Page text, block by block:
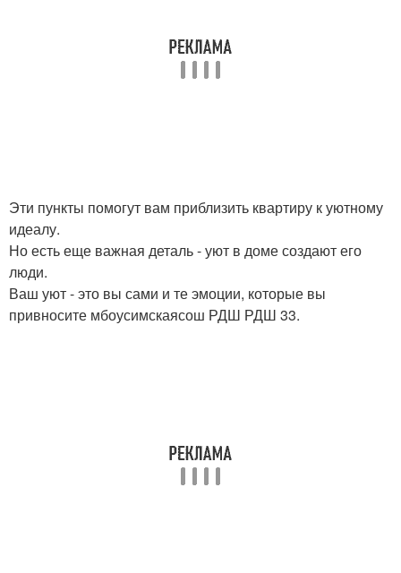
Эти пункты помогут вам приблизить квартиру к уютному
идеалу.
Но есть еще важная деталь - уют в доме создают его
люди.
Ваш уют - это вы сами и те эмоции, которые вы
привносите мбоусимскаясош РДШ РДШ 33.